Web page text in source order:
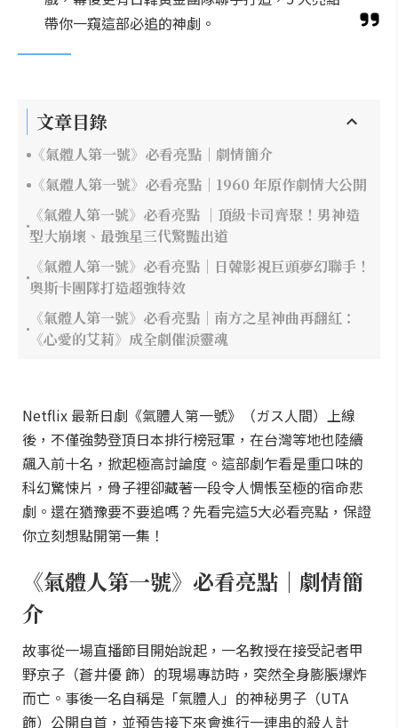
帶你一窺這部必追的神劇。
文章目錄
《氣體人第一號》必看亮點｜劇情簡介
《氣體人第一號》必看亮點｜1960 年原作劇情大公開
《氣體人第一號》必看亮點 ｜頂級卡司齊聚！男神造
型大崩壞、最強星三代驚豔出道
《氣體人第一號》必看亮點｜日韓影視巨頭夢幻聯手！
奧斯卡團隊打造超強特效
《氣體人第一號》必看亮點｜南方之星神曲再翻紅：
《心愛的艾莉》成全劇催淚靈魂
Netflix 最新日劇《氣體人第一號》（ガス人間）上線
後，不僅強勢登頂日本排行榜冠軍，在台灣等地也陸續
飆入前十名，掀起極高討論度。這部劇乍看是重口味的
科幻驚悚片，骨子裡卻藏著一段令人惆悵至極的宿命悲
劇。還在猶豫要不要追嗎？先看完這5大必看亮點，保證
你立刻想點開第一集！
《氣體人第一號》必看亮點｜劇情簡
介
故事從一場直播節目開始說起，一名教授在接受記者甲
野京子（蒼井優 飾）的現場專訪時，突然全身膨脹爆炸
而亡。事後一名自稱是「氣體人」的神秘男子（UTA
飾）公開自首，並預告接下來會進行一連串的殺人計